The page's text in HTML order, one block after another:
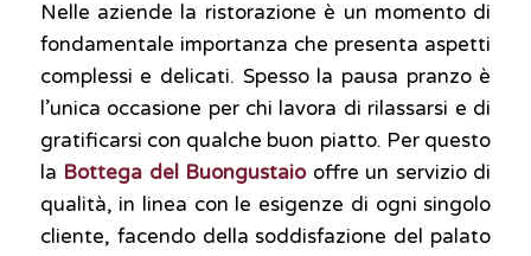
Nelle aziende la ristorazione è un momento di
fondamentale importanza che presenta aspetti
complessi e delicati. Spesso la pausa pranzo è
l’unica occasione per chi lavora di rilassarsi e di
gratificarsi con qualche buon piatto. Per questo
la Bottega del Buongustaiooffre un servizio di
qualità, in linea con le esigenze di ogni singolo
cliente, facendo della soddisfazione del palato